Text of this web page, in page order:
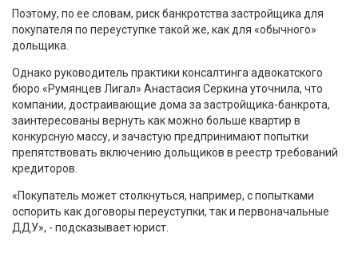
Поэтому, по ее словам, риск банкротства застройщика для
покупателя по переуступке такой же, как для «обычного»
дольщика.
Однако руководитель практики консалтинга адвокатского
бюро «Румянцев Лигал» Анастасия Серкина уточнила, что
компании, достраивающие дома за застройщика-банкрота,
заинтересованы вернуть как можно больше квартир в
конкурсную массу, и зачастую предпринимают попытки
препятствовать включению дольщиков в реестр требований
кредиторов.
«Покупатель может столкнуться, например, с попытками
оспорить как договоры переуступки, так и первоначальные
ДДУ», - подсказывает юрист.